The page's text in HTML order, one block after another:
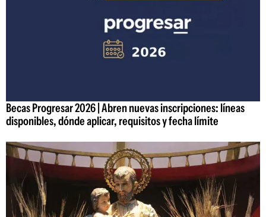
Becas Progresar 2026 | Abren nuevas inscripciones: líneas
disponibles, dónde aplicar, requisitos y fecha límite